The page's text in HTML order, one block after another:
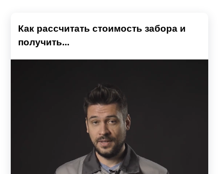
Как рассчитать стоимость забора и
получить...